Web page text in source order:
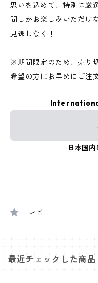
思いを込めて、特別に厳
間しかお楽しみいただけ
見逃しなく！
※期間限定のため、売り
希望の方はお早めにご注
日本国
レビュー
最近チェックした商品